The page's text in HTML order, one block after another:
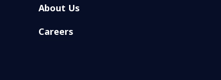
About Us
Careers